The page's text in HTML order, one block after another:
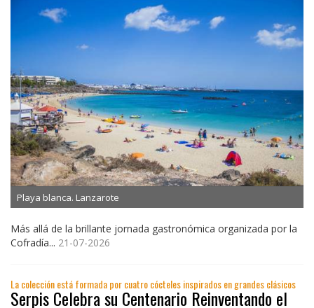
Playa blanca. Lanzarote
Más allá de la brillante jornada gastronómica organizada por la
Cofradía... 21-07-2026
La colección está formada por cuatro cócteles inspirados en grandes clásicos
Serpis Celebra su Centenario Reinventando el